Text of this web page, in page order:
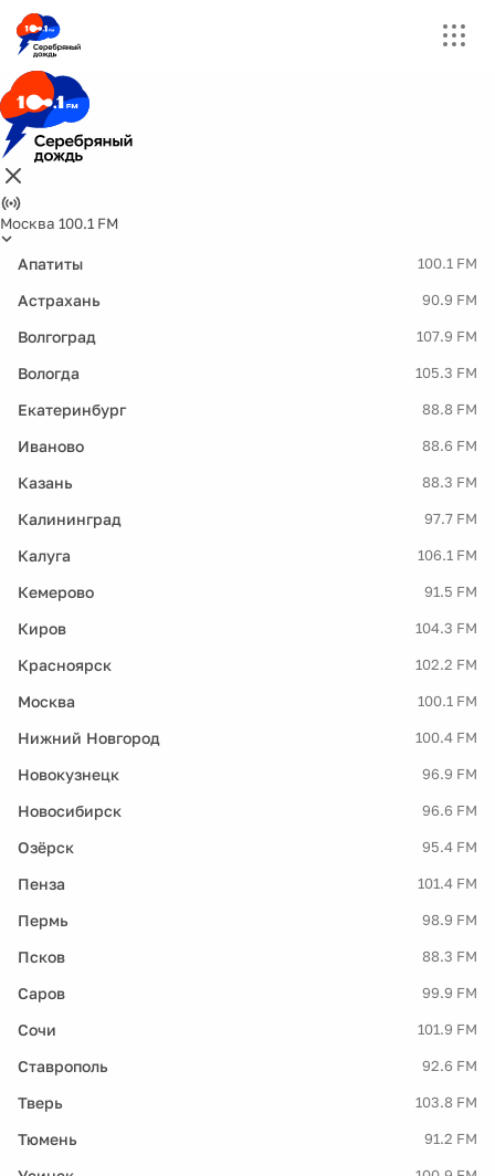
Москва 100.1 FM
Апатиты 100.1 FM
Астрахань 90.9 FM
Волгоград 107.9 FM
Вологда 105.3 FM
Екатеринбург 88.8 FM
Иваново 88.6 FM
Казань 88.3 FM
Калининград 97.7 FM
Калуга 106.1 FM
Кемерово 91.5 FM
Киров 104.3 FM
Красноярск 102.2 FM
Москва 100.1 FM
Нижний Новгород 100.4 FM
Новокузнецк 96.9 FM
Новосибирск 96.6 FM
Озёрск 95.4 FM
Пенза 101.4 FM
Пермь 98.9 FM
Псков 88.3 FM
Саров 99.9 FM
Сочи 101.9 FM
Ставрополь 92.6 FM
Тверь 103.8 FM
Тюмень 91.2 FM